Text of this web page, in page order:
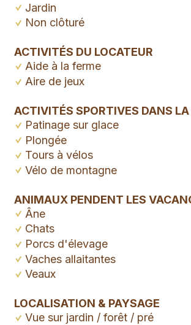
Jardin
Non clôturé
ACTIVITÉS DU LOCATEUR
Aide à la ferme
Aire de jeux
ACTIVITÉS SPORTIVES DANS LA
Patinage sur glace
Plongée
Tours à vélos
Vélo de montagne
ANIMAUX PENDENT LES
Âne
Chats
Porcs d'élevage
Vaches allaitantes
Veaux
LOCALISATION & PAYSAGE
Vue sur jardin / forêt / pré